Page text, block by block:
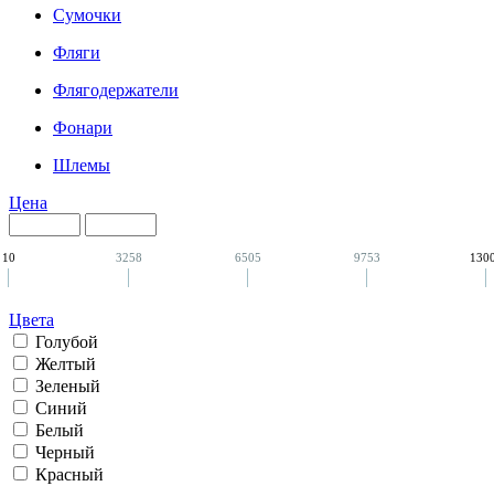
Сумочки
Фляги
Флягодержатели
Фонари
Шлемы
Цена
10 3258 6505 9753
Цвета
Голубой
Желтый
Зеленый
Синий
Белый
Черный
Красный